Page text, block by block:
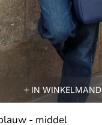
IN WINKELMAND
- middel